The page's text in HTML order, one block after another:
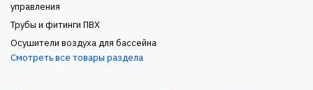
управления
Трубы и фитинги ПВХ
Осушители воздуха для бассейна
Смотреть все товары раздела